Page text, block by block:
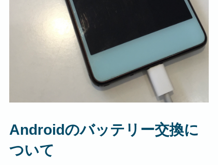
Androidのバッテリー交換に
ついて